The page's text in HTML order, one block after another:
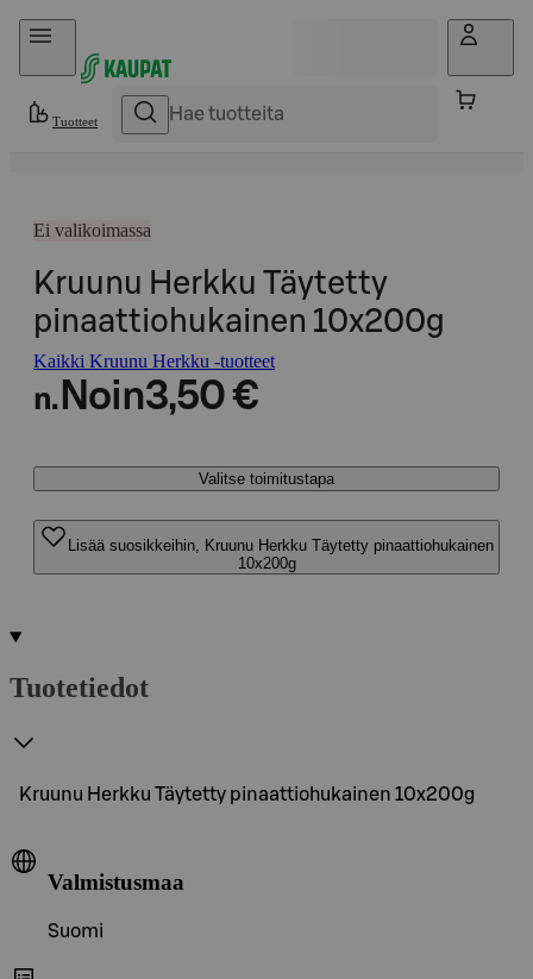
Hyppää sisältöön
Tuotteet
Ei valikoimassa
Kruunu Herkku Täytetty
pinaattiohukainen 10x200g
Kaikki Kruunu Herkku -tuotteet
n. Noin3,50 €
Valitse toimitustapa
Lisää suosikkeihin, Kruunu Herkku Täytetty pinaattiohukainen
10x200g
Tuotetiedot
Kruunu Herkku Täytetty pinaattiohukainen 10x200g
Valmistusmaa
Suomi